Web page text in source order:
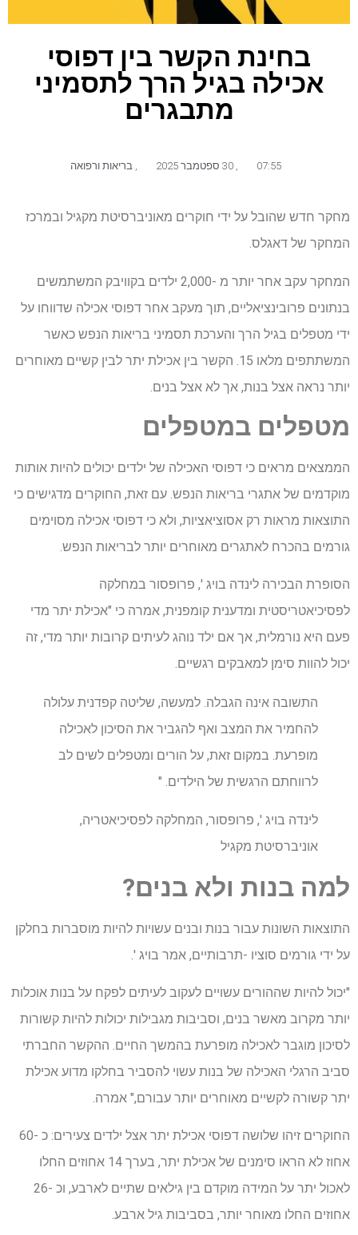
בחינת הקשר בין דפוסי
אכילה בגיל הרך לתסמיני
מתבגרים
07:55 בריאות ורפואה
מחקר חדש שהובל על ידי חוקרים מאוניברסיטת מקגיל ובמרכז
המחקר של דאגלס.
המחקר עקב אחר יותר מ -2,000 ילדים בקוויבק המשתמשים
בנתונים פרובינציאליים, תוך מעקב אחר דפוסי אכילה שדווחו על
ידי מטפלים בגיל הרך והערכת תסמיני בריאות הנפש כאשר
המשתתפים מלאו 15. הקשר בין אכילת יתר לבין קשיים מאוחרים
יותר נראה אצל בנות, אך לא אצל בנים.
מטפלים במטפלים
הממצאים מראים כי דפוסי האכילה של ילדים יכולים להיות אותות
מוקדמים של אתגרי בריאות הנפש. עם זאת, החוקרים מדגישים כי
התוצאות מראות רק אסוציאציות, ולא כי דפוסי אכילה מסוימים
גורמים בהכרח לאתגרים מאוחרים יותר לבריאות הנפש.
הסופרת הבכירה לינדה בויג ', פרופסור במחלקה
לפסיכיאטריסטית ומדענית קומפנית, אמרה כי "אכילת יתר מדי
פעם היא נורמלית, אך אם ילד נוהג לעיתים קרובות יותר מדי, זה
יכול להוות סימן למאבקים רגשיים.
התשובה אינה הגבלה. למעשה, שליטה קפדנית עלולה
להחמיר את המצב ואף להגביר את הסיכון לאכילה
מופרעת. במקום זאת, על הורים ומטפלים לשים לב
לרווחתם הרגשית של הילדים. "
לינדה בויג ', פרופסור, המחלקה לפסיכיאטריה,
אוניברסיטת מקגיל
למה בנות ולא בנים?
התוצאות השונות עבור בנות ובנים עשויות להיות מוסברות בחלקן
על ידי גורמים סוציו -תרבותיים, אמר בויג '.
"יכול להיות שההורים עשויים לעקוב לעיתים לפקח על בנות אוכלות
יותר מקרוב מאשר בנים, וסביבות מגבילות יכולות להיות קשורות
לסיכון מוגבר לאכילה מופרעת בהמשך החיים. ההקשר החברתי
סביב הרגלי האכילה של בנות עשוי להסביר בחלקו מדוע אכילת
יתר קשורה לקשיים מאוחרים יותר עבורם," אמרה.
החוקרים זיהו שלושה דפוסי אכילת יתר אצל ילדים צעירים: כ -60
אחוז לא הראו סימנים של אכילת יתר, בערך 14 אחוזים החלו
לאכול יתר על המידה מוקדם בין גילאים שתיים לארבע, וכ -26
אחוזים החלו מאוחר יותר, בסביבות גיל ארבע.